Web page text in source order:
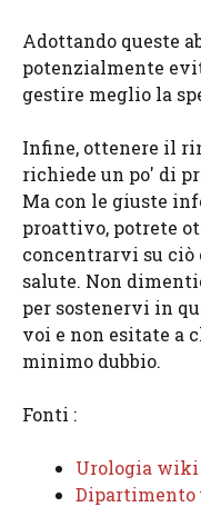
Adottando queste
potenzialmente
gestire meglio la
Infine, ottenere il
richiede un po' di
Ma con le giuste
proattivo, potrete
concentrarvi su ciò
salute. Non
per sostenervi in
voi e non esitate a
minimo dubbio.
Fonti :
Urologia wiki
Dipartimento